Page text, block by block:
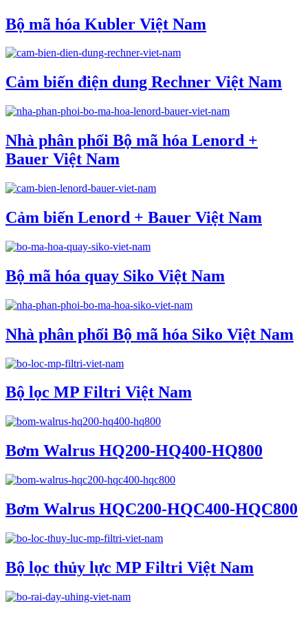
Bộ mã hóa Kubler Việt Nam
Cảm biến điện dung Rechner Việt Nam
Nhà phân phối Bộ mã hóa Lenord +
Bauer Việt Nam
Cảm biến Lenord + Bauer Việt Nam
Bộ mã hóa quay Siko Việt Nam
Nhà phân phối Bộ mã hóa Siko Việt Nam
Bộ lọc MP Filtri Việt Nam
Bơm Walrus HQ200-HQ400-HQ800
Bơm Walrus HQC200-HQC400-HQC800
Bộ lọc thủy lực MP Filtri Việt Nam